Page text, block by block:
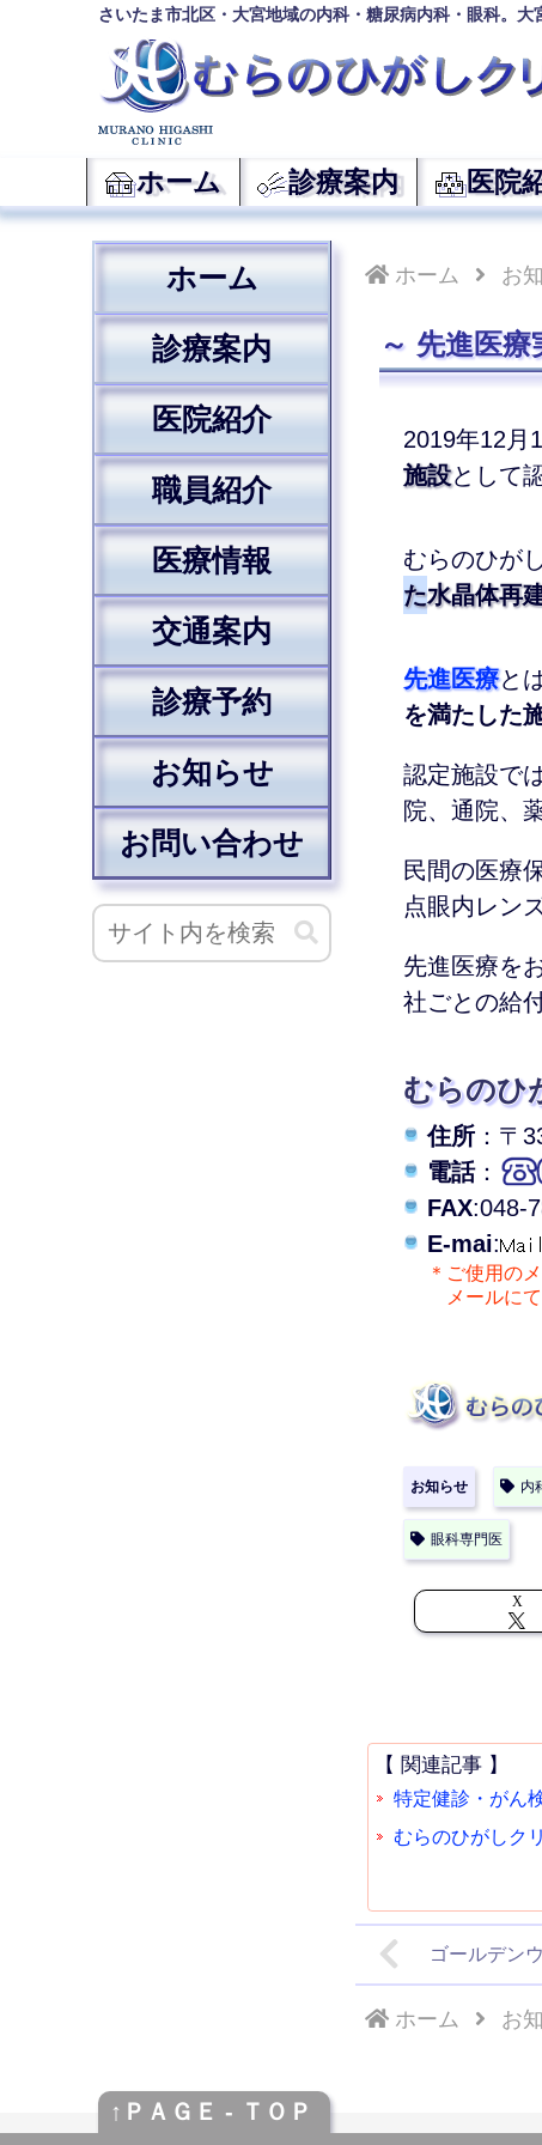
さいたま市北区・大宮地域の内科・糖尿病内科・眼科。大
ホーム 診療案内 医院
ホーム お
先進医療
2019年12月
施設として
むらのひが
た水晶体再
先進医療と
を満たした
認定施設で
院、通院、
民間の医療
点眼内レン
先進医療を
社ごとの給
むらのひ
住所 ：〒
電話：
FAX:048-
E-mai:
＊ご使用の
メールにて
お知らせ 内
眼科専門医
X
【 関連記事 】
特定健診・がん
むらのひがしク
ゴールデン
ホーム お
ホーム
診療案内
医院紹介
職員紹介
医療情報
交通案内
診療予約
お知らせ
お問い合わせ
↑ＰＡＧＥ - ＴＯＰ